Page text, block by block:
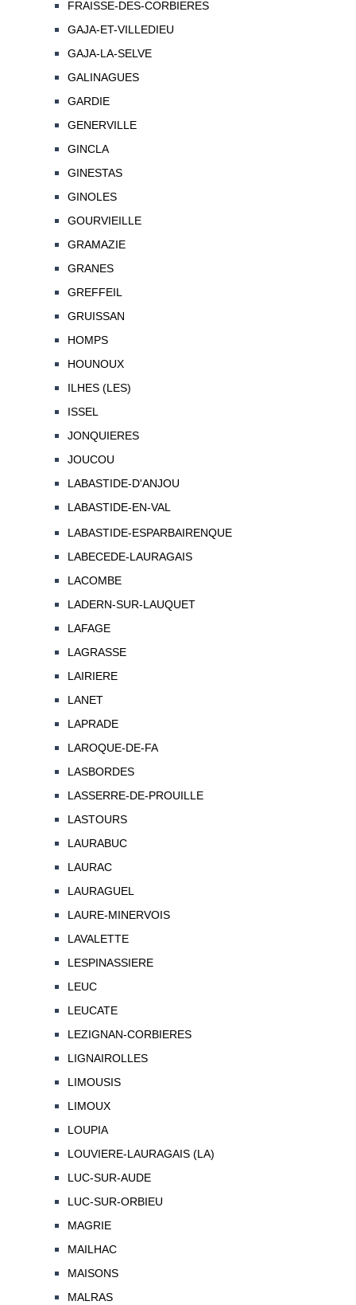
FRAISSE-DES-CORBIERES
GAJA-ET-VILLEDIEU
GAJA-LA-SELVE
GALINAGUES
GARDIE
GENERVILLE
GINCLA
GINESTAS
GINOLES
GOURVIEILLE
GRAMAZIE
GRANES
GREFFEIL
GRUISSAN
HOMPS
HOUNOUX
ILHES (LES)
ISSEL
JONQUIERES
JOUCOU
LABASTIDE-D'ANJOU
LABASTIDE-EN-VAL
LABASTIDE-ESPARBAIRENQUE
LABECEDE-LAURAGAIS
LACOMBE
LADERN-SUR-LAUQUET
LAFAGE
LAGRASSE
LAIRIERE
LANET
LAPRADE
LAROQUE-DE-FA
LASBORDES
LASSERRE-DE-PROUILLE
LASTOURS
LAURABUC
LAURAC
LAURAGUEL
LAURE-MINERVOIS
LAVALETTE
LESPINASSIERE
LEUC
LEUCATE
LEZIGNAN-CORBIERES
LIGNAIROLLES
LIMOUSIS
LIMOUX
LOUPIA
LOUVIERE-LAURAGAIS (LA)
LUC-SUR-AUDE
LUC-SUR-ORBIEU
MAGRIE
MAILHAC
MAISONS
MALRAS